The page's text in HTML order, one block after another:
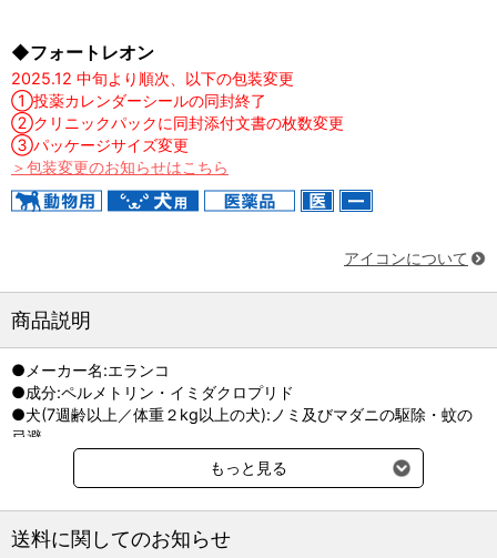
◆フォートレオン
2025.12 中旬より順次、以下の包装変更
①投薬カレンダーシールの同封終了
②クリニックパックに同封添付文書の枚数変更
③パッケージサイズ変更
＞包装変更のお知らせはこちら
アイコンについて
商品説明
●メーカー名:エランコ
●成分:ペルメトリン・イミダクロプリド
●犬(7週齢以上／体重２kg以上の犬):ノミ及びマダニの駆除・蚊の
忌避
体重1kg当たりイミダクロプリド10mg及びペルメトリン50mgを基
準量とした以下の投与量を、犬の肩甲骨間の被毛を分け、容器の先
もっと見る
送料に関してのお知らせ